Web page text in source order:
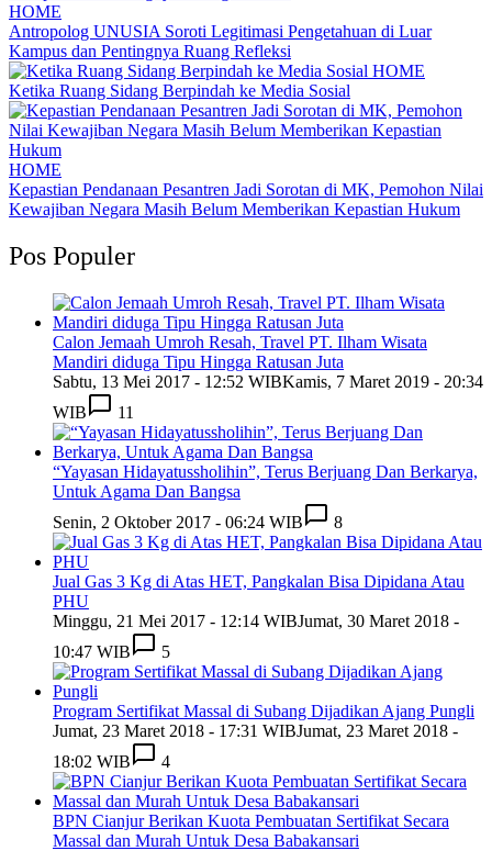
HOME
Antropolog UNUSIA Soroti Legitimasi Pengetahuan di Luar
Kampus dan Pentingnya Ruang Refleksi
HOME
Ketika Ruang Sidang Berpindah ke Media Sosial
HOME
Kepastian Pendanaan Pesantren Jadi Sorotan di MK, Pemohon Nilai
Kewajiban Negara Masih Belum Memberikan Kepastian Hukum
Pos Populer
Calon Jemaah Umroh Resah, Travel PT. Ilham Wisata
Mandiri diduga Tipu Hingga Ratusan Juta
Sabtu, 13 Mei 2017 - 12:52 WIBKamis, 7 Maret 2019 - 20:34
WIB
11
“Yayasan Hidayatussholihin”, Terus Berjuang Dan Berkarya,
Untuk Agama Dan Bangsa
Senin, 2 Oktober 2017 - 06:24 WIB
8
Jual Gas 3 Kg di Atas HET, Pangkalan Bisa Dipidana Atau
PHU
Minggu, 21 Mei 2017 - 12:14 WIBJumat, 30 Maret 2018 -
10:47 WIB
5
Program Sertifikat Massal di Subang Dijadikan Ajang Pungli
Jumat, 23 Maret 2018 - 17:31 WIBJumat, 23 Maret 2018 -
18:02 WIB
4
BPN Cianjur Berikan Kuota Pembuatan Sertifikat Secara
Massal dan Murah Untuk Desa Babakansari